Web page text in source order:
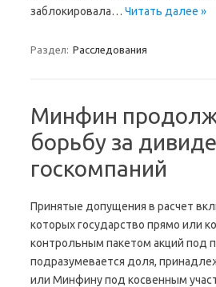
заблокировала… Читать далее »
Раздел: Расследования
Минфин
борьбу за
госкомпаний
Принятые допущения в расчет
которых государство прямо или
контрольным пакетом акций под
подразумевается доля,
или Минфину под косвенным